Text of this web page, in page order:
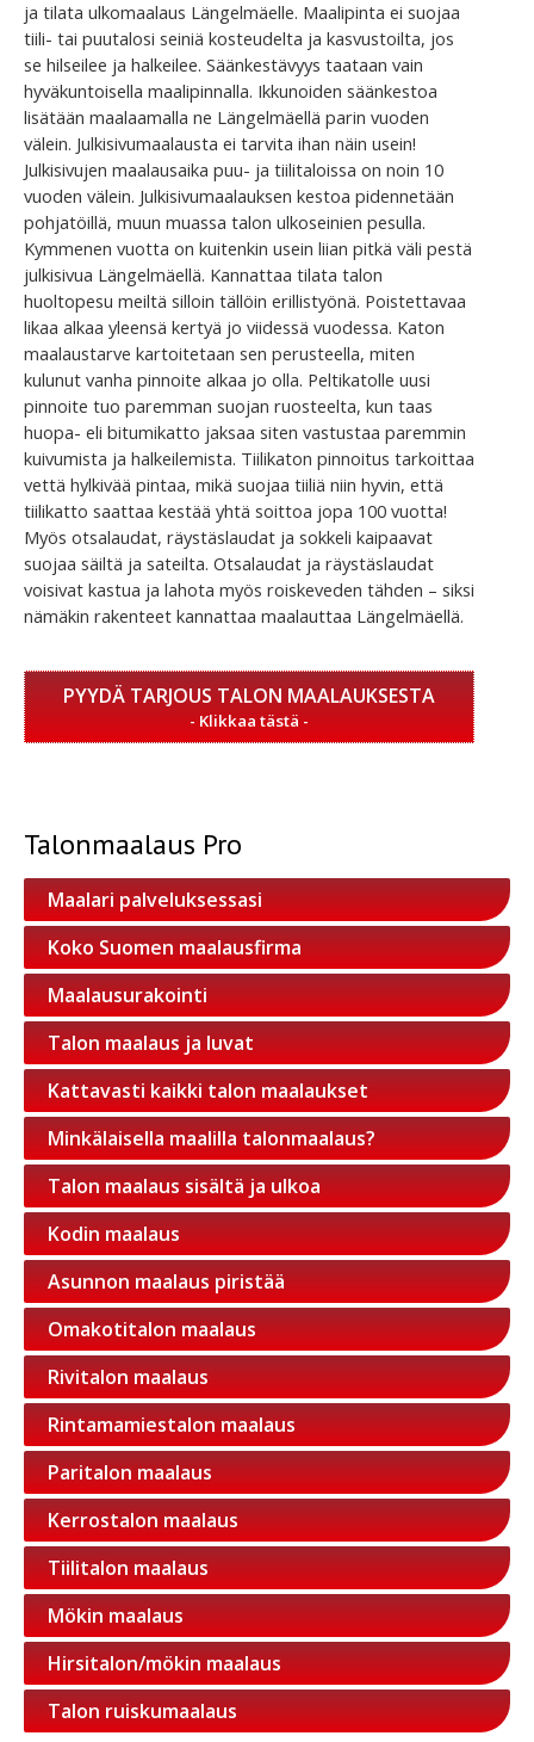
ja tilata ulkomaalaus Längelmäelle. Maalipinta ei suojaa
tiili- tai puutalosi seiniä kosteudelta ja kasvustoilta, jos
se hilseilee ja halkeilee. Säänkestävyys taataan vain
hyväkuntoisella maalipinnalla. Ikkunoiden säänkestoa
lisätään maalaamalla ne Längelmäellä parin vuoden
välein. Julkisivumaalausta ei tarvita ihan näin usein!
Julkisivujen maalausaika puu- ja tiilitaloissa on noin 10
vuoden välein. Julkisivumaalauksen kestoa pidennetään
pohjatöillä, muun muassa talon ulkoseinien pesulla.
Kymmenen vuotta on kuitenkin usein liian pitkä väli pestä
julkisivua Längelmäellä. Kannattaa tilata talon
huoltopesu meiltä silloin tällöin erillistyönä. Poistettavaa
likaa alkaa yleensä kertyä jo viidessä vuodessa. Katon
maalaustarve kartoitetaan sen perusteella, miten
kulunut vanha pinnoite alkaa jo olla. Peltikatolle uusi
pinnoite tuo paremman suojan ruosteelta, kun taas
huopa- eli bitumikatto jaksaa siten vastustaa paremmin
kuivumista ja halkeilemista. Tiilikaton pinnoitus tarkoittaa
vettä hylkivää pintaa, mikä suojaa tiiliä niin hyvin, että
tiilikatto saattaa kestää yhtä soittoa jopa 100 vuotta!
Myös otsalaudat, räystäslaudat ja sokkeli kaipaavat
suojaa säiltä ja sateilta. Otsalaudat ja räystäslaudat
voisivat kastua ja lahota myös roiskeveden tähden – siksi
nämäkin rakenteet kannattaa maalauttaa Längelmäellä.
PYYDÄ TARJOUS TALON MAALAUKSESTA
Talonmaalaus Pro
Maalari palveluksessasi
Koko Suomen maalausfirma
Maalausurakointi
Talon maalaus ja luvat
Kattavasti kaikki talon maalaukset
Minkälaisella maalilla talonmaalaus?
Talon maalaus sisältä ja ulkoa
Kodin maalaus
Asunnon maalaus piristää
Omakotitalon maalaus
Rivitalon maalaus
Rintamamiestalon maalaus
Paritalon maalaus
Kerrostalon maalaus
Tiilitalon maalaus
Mökin maalaus
Hirsitalon/mökin maalaus
Talon ruiskumaalaus